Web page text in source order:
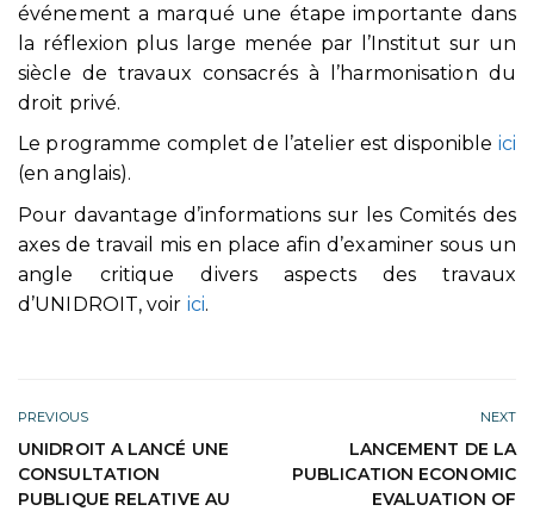
événement a marqué une étape importante dans
la réflexion plus large menée par l’Institut sur un
siècle de travaux consacrés à l’harmonisation du
droit privé.
Le programme complet de l’atelier est disponible ici
(en anglais).
Pour davantage d’informations sur les Comités des
axes de travail mis en place afin d’examiner sous un
angle critique divers aspects des travaux
d’UNIDROIT, voir ici.
PREVIOUS
UNIDROIT A LANCÉ UNE
CONSULTATION
PUBLIQUE RELATIVE AU
NEXT
LANCEMENT DE LA
PUBLICATION ECONOMIC
EVALUATION OF